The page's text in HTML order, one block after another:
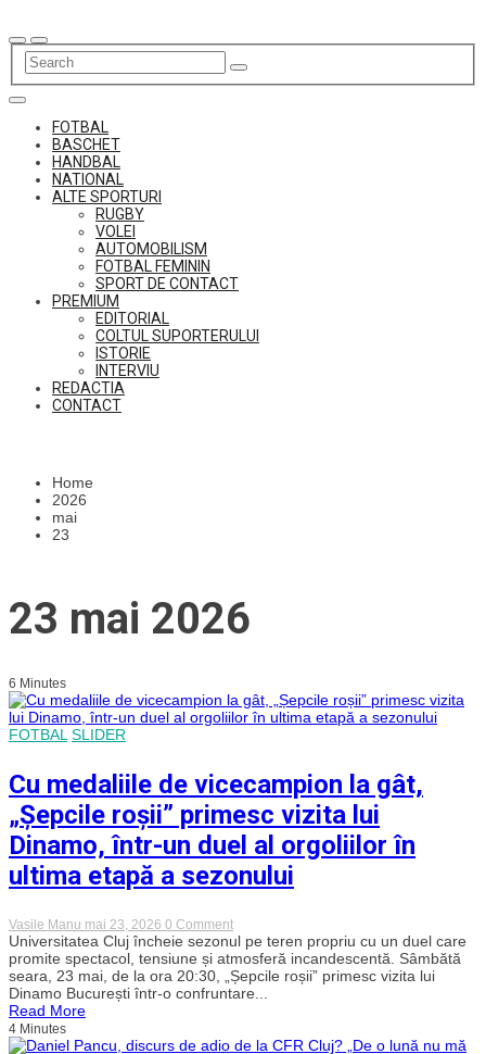
to
content
FOTBAL
BASCHET
HANDBAL
NATIONAL
ALTE SPORTURI
RUGBY
VOLEI
AUTOMOBILISM
FOTBAL FEMININ
SPORT DE CONTACT
PREMIUM
EDITORIAL
COLTUL SUPORTERULUI
ISTORIE
INTERVIU
REDACTIA
CONTACT
Home
2026
mai
23
23 mai 2026
6 Minutes
FOTBAL SLIDER
Cu medaliile de vicecampion la gât,
„Șepcile roșii” primesc vizita lui
Dinamo, într-un duel al orgoliilor în
ultima etapă a sezonului
Vasile Manu mai 23, 2026 0 Commenton
Cu
medaliile
de
vicecampion
la
roșii”
Universitatea Cluj încheie sezonul pe teren propriu cu un duel care
promite spectacol, tensiune și atmosferă incandescentă. Sâmbătă
seara, 23 mai, de la ora 20:30, „Șepcile roșii” primesc vizita lui
Dinamo București într-o confruntare...
Read More
4 Minutes